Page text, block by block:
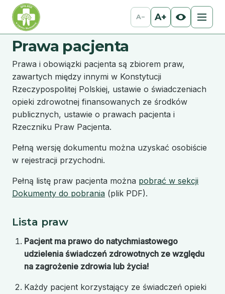
A− A+
Prawa pacjenta
Prawa i obowiązki pacjenta są zbiorem praw,
zawartych między innymi w Konstytucji
Rzeczypospolitej Polskiej, ustawie o świadczeniach
opieki zdrowotnej finansowanych ze środków
publicznych, ustawie o prawach pacjenta i
Rzeczniku Praw Pacjenta.
Pełną wersję dokumentu można uzyskać osobiście
w rejestracji przychodni.
Pełną listę praw pacjenta można pobrać w sekcji
Dokumenty do pobrania (plik PDF).
Lista praw
Pacjent ma prawo do natychmiastowego
udzielenia świadczeń zdrowotnych ze względu
na zagrożenie zdrowia lub życia!
Każdy pacjent korzystający ze świadczeń opieki